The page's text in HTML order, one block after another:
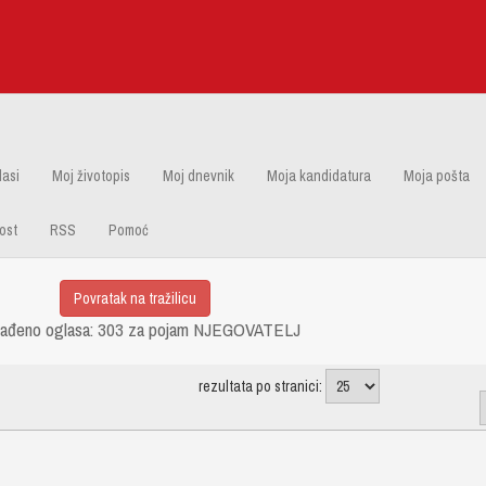
Moj životopis Moj dnevnik Moja kandidatura Moja pošta
RSS Pomoć
oglasa: 303 za pojam NJEGOVATELJ
rezultata po stranici: